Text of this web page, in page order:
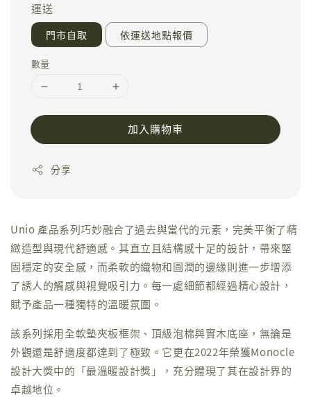
運送
門市自取 依運送地點報價
數量
加入購物車
分享
Unio 產品系列巧妙融合了過去與當代的元素，完美平衡了精
緻造型與現代舒適感。其直立且結構感十足的設計，帶來堅
固穩定的安全感，而柔軟的織物和圓潤的邊緣則進一步增添
了誘人的觸感與視覺吸引力。每一處細節都經過精心設計，
賦予產品一種獨特的溫暖氛圍。
該系列採用全軟墊夾板框架、頂級泡棉與實木底座，無論是
外觀還是舒適度都達到了極致。它更在2022年榮獲Monocle
設計大獎中的「最溫暖設計獎」，充分體現了其在設計界的
卓越地位。